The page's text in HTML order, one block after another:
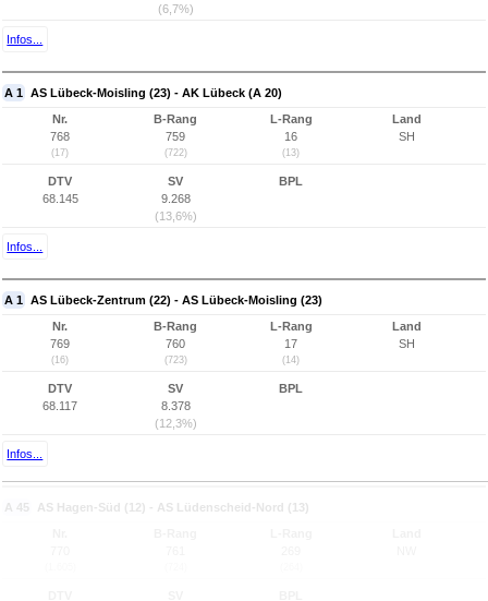
(6,7%)
Infos...
A 1 AS Lübeck-Moisling (23) - AK Lübeck (A 20)
Nr.
768
(17)
B-Rang
759
(722)
L-Rang
16
(13)
Land
SH
DTV
68.145
SV
9.268
(13,6%)
BPL
Infos...
A 1 AS Lübeck-Zentrum (22) - AS Lübeck-Moisling (23)
Nr.
769
(16)
B-Rang
760
(723)
L-Rang
17
(14)
Land
SH
DTV
68.117
SV
8.378
(12,3%)
BPL
Infos...
A 45 AS Hagen-Süd (12) - AS Lüdenscheid-Nord (13)